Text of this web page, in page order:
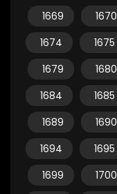
1669
1670
1674
1675
1679
1680
1684
1685
1689
1690
1694
1695
1699
1700